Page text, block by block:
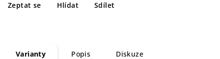
Zeptat se Hlídat Sdílet
Varianty Popis Diskuze